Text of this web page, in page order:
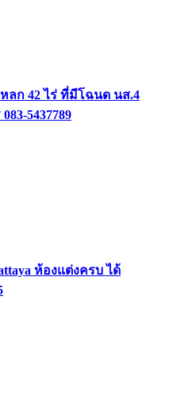
ลก 42 ไร่ ที่มีโฉนด นส.4
5437789
ห้องแต่งครบ ได้